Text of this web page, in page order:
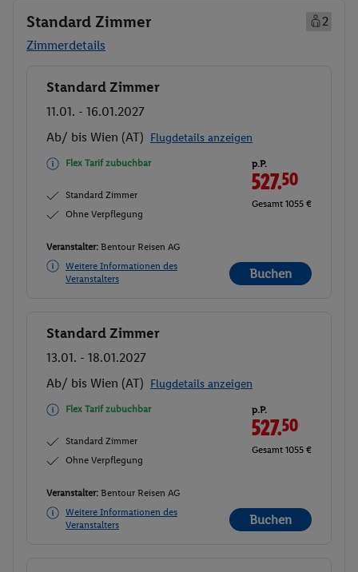
Standard Zimmer
2
Zimmerdetails
Buchen
Standard Zimmer
11.01. - 16.01.2027
Ab/ bis Wien (AT) Flugdetails anzeigen
Flex Tarif zubuchbar
Standard Zimmer
Ohne Verpflegung
p.P.
527.50
Gesamt 1055 €
Veranstalter: Bentour Reisen AG
Weitere Informationen des
Veranstalters
Buchen
Buchen
Standard Zimmer
13.01. - 18.01.2027
Ab/ bis Wien (AT) Flugdetails anzeigen
Flex Tarif zubuchbar
Standard Zimmer
Ohne Verpflegung
p.P.
527.50
Gesamt 1055 €
Veranstalter: Bentour Reisen AG
Weitere Informationen des
Veranstalters
Buchen